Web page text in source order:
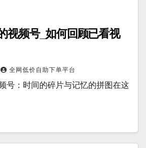
视频号_如何回顾已看视
全网低价自助下单平台
号：时间的碎片与记忆的拼图在这